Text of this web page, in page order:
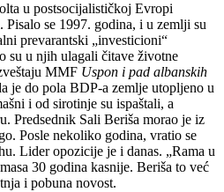
u postsocijalističkoj Evropi
se 1997. godina, i u zemlji su
prevarantski „investicioni“
su u njih ulagali čitave životne
MMF Uspon i pad albanskih
je do pola BDP-a zemlje utopljeno u
i od sirotinje su ispaštali, a
Predsednik Sali Beriša morao je iz
Posle nekoliko godina, vratio se
Lider opozicije je i danas. „Rama u
30 godina kasnije. Beriša to već
i pobuna novost.